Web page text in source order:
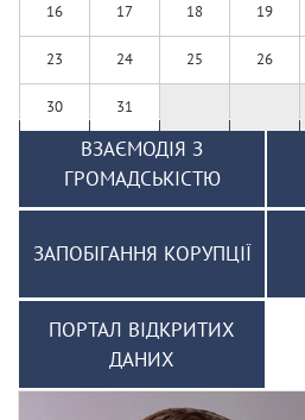
16 17 18 19
23 24 25 26
30 31
ВЗАЄМОДІЯ З
ГРОМАДСЬКІСТЮ
ЗАПОБІГАННЯ КОРУПЦІЇ
ПОРТАЛ ВІДКРИТИХ
ДАНИХ